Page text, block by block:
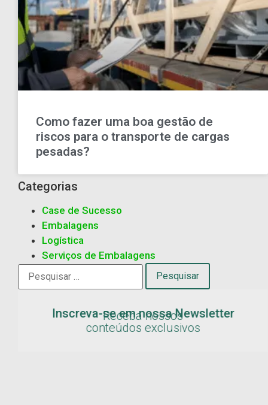
Como fazer uma boa gestão de
riscos para o transporte de cargas
pesadas?
Categorias
Case de Sucesso
Embalagens
Logística
Serviços de Embalagens
Inscreva-se em nossa Newsletter
Receba nossos
conteúdos exclusivos